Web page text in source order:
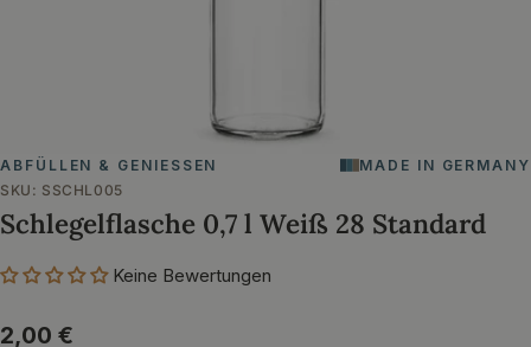
ABFÜLLEN & GENIESSEN
MADE IN GERMANY
SKU: SSCHL005
Schlegelflasche 0,7 l Weiß 28 Standard
Keine Bewertungen
Regulärer
2,00 €